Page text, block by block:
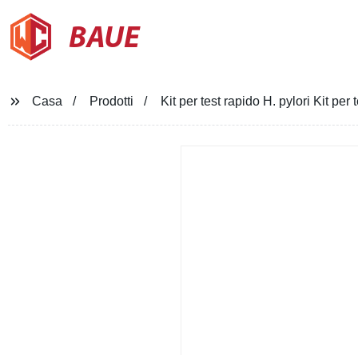
BAUE
Casa Prodotti Kit per test rapido H. pylori Kit per